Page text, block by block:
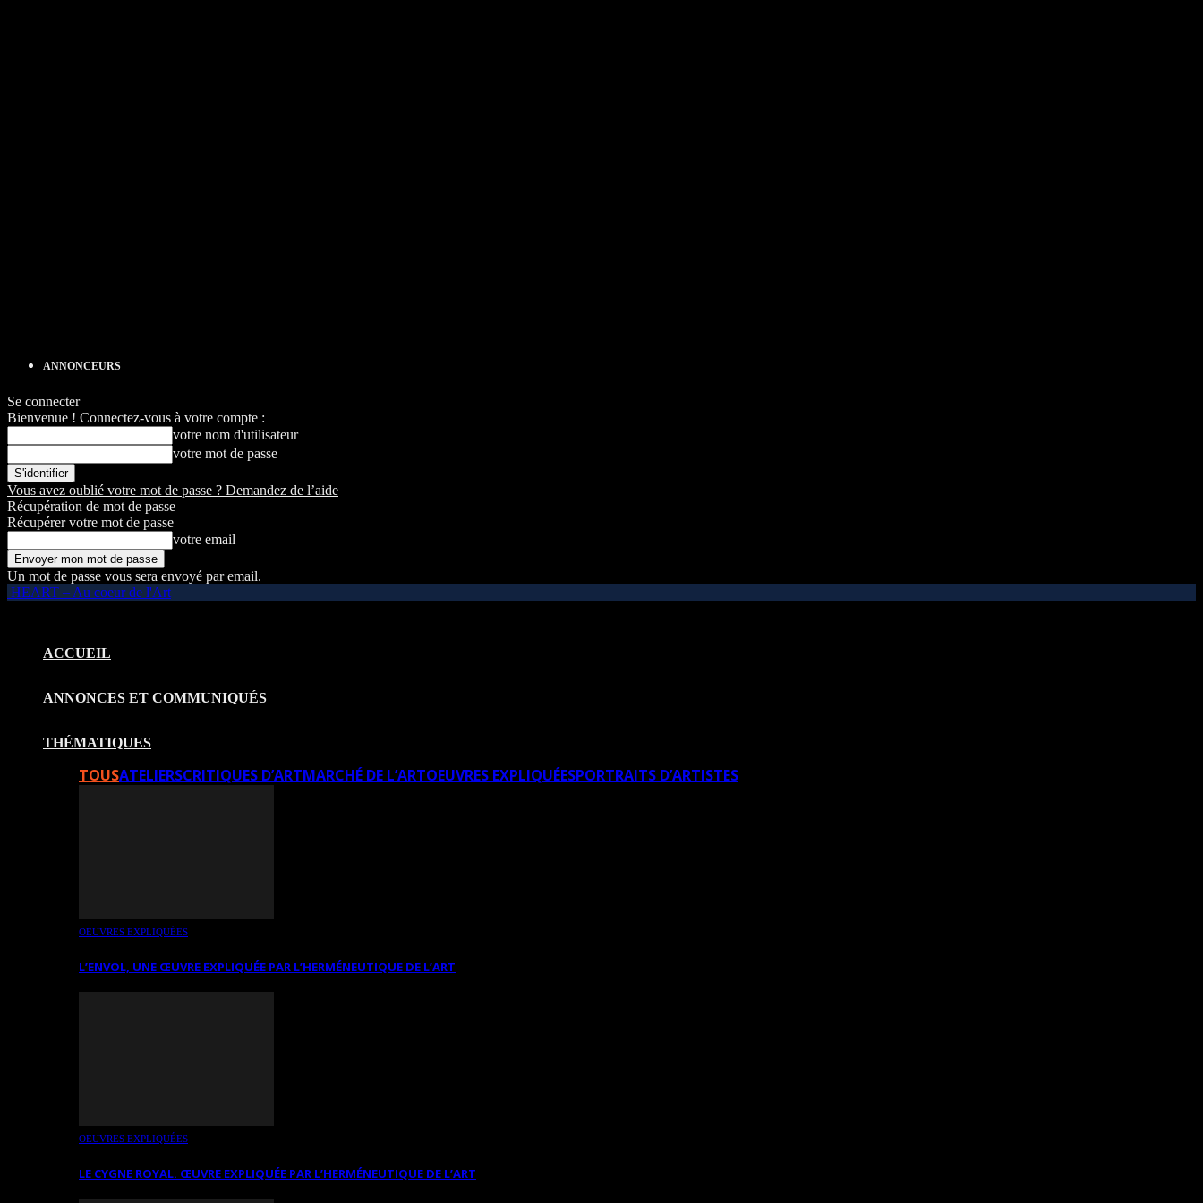
ANNONCEURS
Se connecter
Bienvenue ! Connectez-vous à votre compte :
votre nom d'utilisateur
votre mot de passe
Vous avez oublié votre mot de passe ? Demandez de l’aide
Récupération de mot de passe
Récupérer votre mot de passe
votre email
Un mot de passe vous sera envoyé par email.
HEART – Au coeur de l'Art
ACCUEIL
ANNONCES ET COMMUNIQUÉS
THÉMATIQUES
TOUSATELIERSCRITIQUES D’ARTMARCHÉ DE L’ARTOEUVRES EXPLIQUÉESPORTRAITS D’ARTISTES
OEUVRES EXPLIQUÉES
L’ENVOL, UNE ŒUVRE EXPLIQUÉE PAR L’HERMÉNEUTIQUE DE L’ART
OEUVRES EXPLIQUÉES
LE CYGNE ROYAL. ŒUVRE EXPLIQUÉE PAR L’HERMÉNEUTIQUE DE L’ART